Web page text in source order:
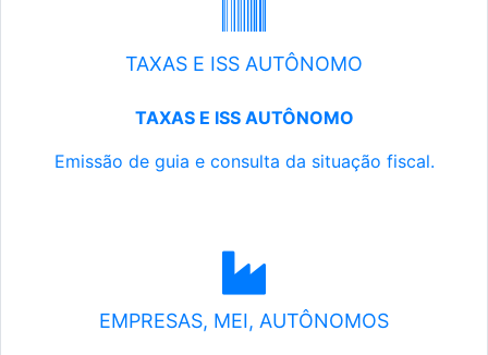
TAXAS E ISS AUTÔNOMO
TAXAS E ISS AUTÔNOMO
Emissão de guia e consulta da situação fiscal.
EMPRESAS, MEI, AUTÔNOMOS